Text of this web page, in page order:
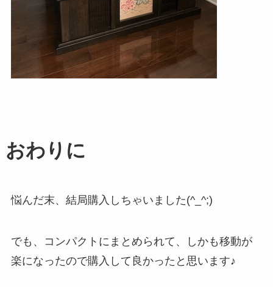
おわりに
悩んだ末、結局購入しちゃいました(^_^;)
でも、コンパクトにまとめられて、しかも移動が
楽になったので購入して良かったと思います♪